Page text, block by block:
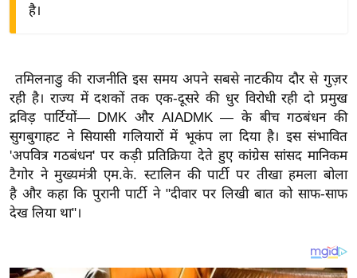
वि
शे
ष
ज्ञ
रा
य
ब
ज
खे
है।
तमिलनाडु की राजनीति इस समय अपने सबसे नाटकीय दौर से गुज़र
रही है। राज्य में दशकों तक एक-दूसरे की धुर विरोधी रही दो प्रमुख
द्रविड़ पार्टियों— DMK और AIADMK — के बीच गठबंधन की
सुगबुगाहट ने सियासी गलियारों में भूकंप ला दिया है। इस संभावित
'अपवित्र गठबंधन' पर कड़ी प्रतिक्रिया देते हुए कांग्रेस सांसद मानिकम
टैगोर ने मुख्यमंत्री एम.के. स्टालिन की पार्टी पर तीखा हमला बोला
हैऔर कहा कि पुरानी पार्टी ने "दीवार पर लिखी बात को साफ-साफ
देख लिया था"।